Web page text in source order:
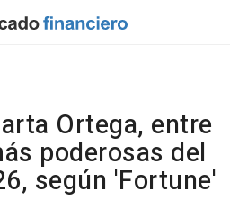
Ortega, entre
poderosas del
según 'Fortune'